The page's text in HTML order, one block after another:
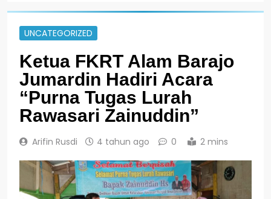
UNCATEGORIZED
Ketua FKRT Alam Barajo
Jumardin Hadiri Acara
“Purna Tugas Lurah
Rawasari Zainuddin”
Arifin Rusdi 4 tahun ago 0 2 mins